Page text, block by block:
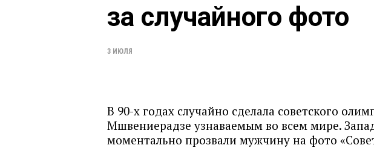
за случайного фото
3 ИЮЛЯ
В 90-х годах случайно сделала советского
Мшвениерадзе узнаваемым во всем мире.
моментально прозвали мужчину на фото